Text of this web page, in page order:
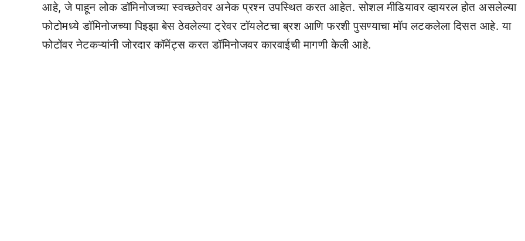
आहे, जे पाहून लोक डॉमिनोजच्या स्वच्छतेवर अनेक प्रश्न उपस्थित करत आहेत. सोशल मीडियावर व्हायरल होत असलेल्या
फोटोमध्ये डॉमिनोजच्या पिझ्झा बेस ठेवलेल्या ट्रेवर टॉयलेटचा ब्रश आणि फरशी पुसण्याचा मॉप लटकलेला दिसत आहे. या
फोटोंवर नेटकऱ्यांनी जोरदार कॉमेंट्स करत डॉमिनोजवर कारवाईची मागणी केली आहे.